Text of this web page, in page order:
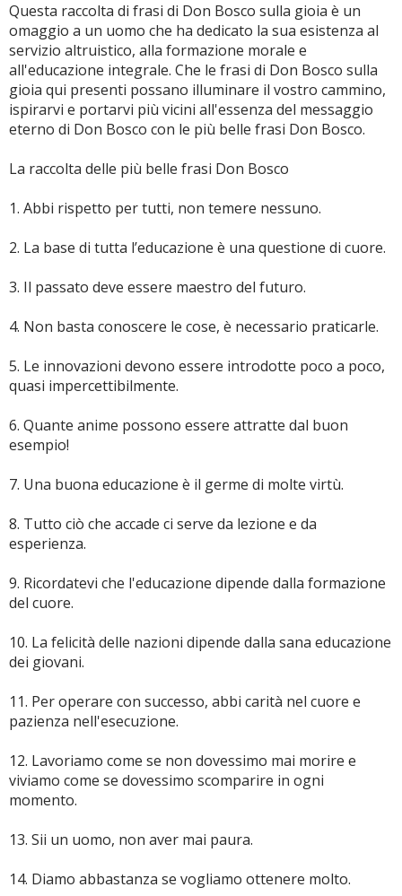
Questa raccolta di frasi di Don Bosco sulla gioia è un
omaggio a un uomo che ha dedicato la sua esistenza al
servizio altruistico, alla formazione morale e
all'educazione integrale. Che le frasi di Don Bosco sulla
gioia qui presenti possano illuminare il vostro cammino,
ispirarvi e portarvi più vicini all'essenza del messaggio
eterno di Don Bosco con le più belle frasi Don Bosco.
La raccolta delle più belle frasi Don Bosco
1. Abbi rispetto per tutti, non temere nessuno.
2. La base di tutta l’educazione è una questione di cuore.
3. Il passato deve essere maestro del futuro.
4. Non basta conoscere le cose, è necessario praticarle.
5. Le innovazioni devono essere introdotte poco a poco,
quasi impercettibilmente.
6. Quante anime possono essere attratte dal buon
esempio!
7. Una buona educazione è il germe di molte virtù.
8. Tutto ciò che accade ci serve da lezione e da
esperienza.
9. Ricordatevi che l'educazione dipende dalla formazione
del cuore.
10. La felicità delle nazioni dipende dalla sana educazione
dei giovani.
11. Per operare con successo, abbi carità nel cuore e
pazienza nell'esecuzione.
12. Lavoriamo come se non dovessimo mai morire e
viviamo come se dovessimo scomparire in ogni
momento.
13. Sii un uomo, non aver mai paura.
14. Diamo abbastanza se vogliamo ottenere molto.